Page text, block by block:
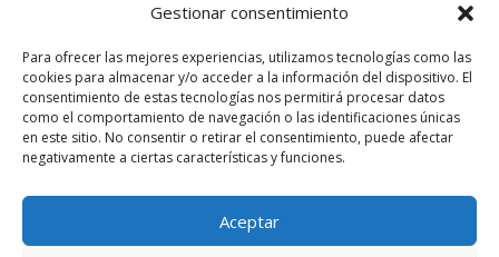
Gestionar consentimiento
Para ofrecer las mejores experiencias, utilizamos tecnologías como las
cookies para almacenar y/o acceder a la información del dispositivo. El
consentimiento de estas tecnologías nos permitirá procesar datos
como el comportamiento de navegación o las identificaciones únicas
en este sitio. No consentir o retirar el consentimiento, puede afectar
negativamente a ciertas características y funciones.
Aceptar
© 2026 Plasmapen Oficial. Todos los derechos